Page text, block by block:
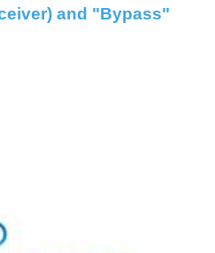
Corsi
and "Bypass"